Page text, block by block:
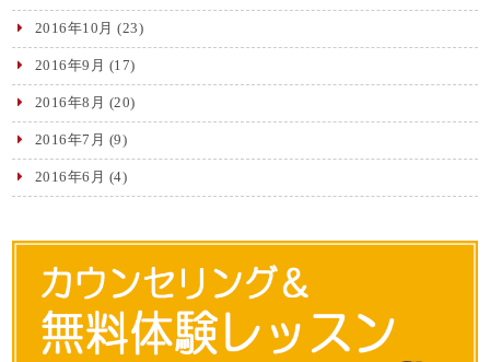
2016年10月 (23)
2016年9月 (17)
2016年8月 (20)
2016年7月 (9)
2016年6月 (4)